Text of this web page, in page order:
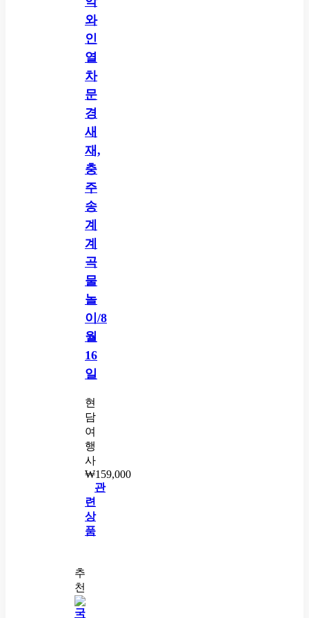
와
인
열
차
문
경
새
재,
충
주
송
계
계
곡
물
놀
이/8
월
16
일
현
담
여
행
사
₩159,000
관
련
상
품